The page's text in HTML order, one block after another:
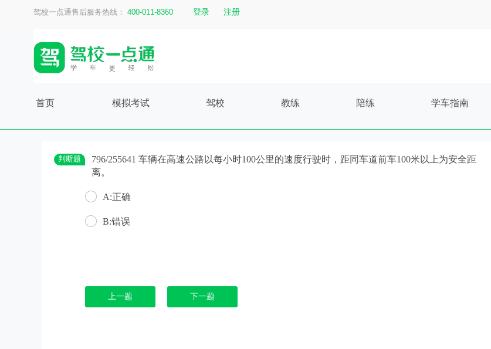
驾校一点通售后服务热线： 400-011-8360 登录 注册
首页 模拟考试 驾校 教练 陪练 学车指南
判断题
796/255641 车辆在高速公路以每小时100公里的速度行驶时，距同车道前车100米以上为安全距
离。
A:正确
B:错误
上一题 下一题